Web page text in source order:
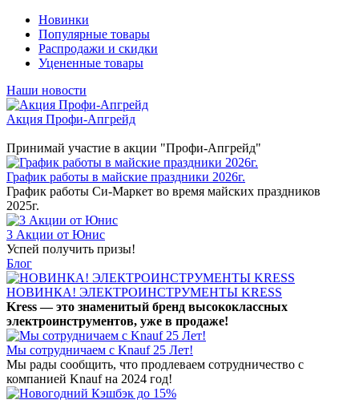
Новинки
Популярные товары
Распродажи и скидки
Уцененные товары
Наши новости
Акция Профи-Апгрейд
Принимай участие в акции "Профи-Апгрейд"
График работы в майские праздники 2026г.
График работы Си-Маркет во время майских праздников
2025г.
3 Акции от Юнис
Успей получить призы!
Блог
НОВИНКА! ЭЛЕКТРОИНСТРУМЕНТЫ KRESS
Kress — это знаменитый бренд высококлассных
электроинструментов, уже в продаже!
Мы сотрудничаем с Knauf 25 Лет!
Мы рады сообщить, что продлеваем сотрудничество с
компанией Knauf на 2024 год!